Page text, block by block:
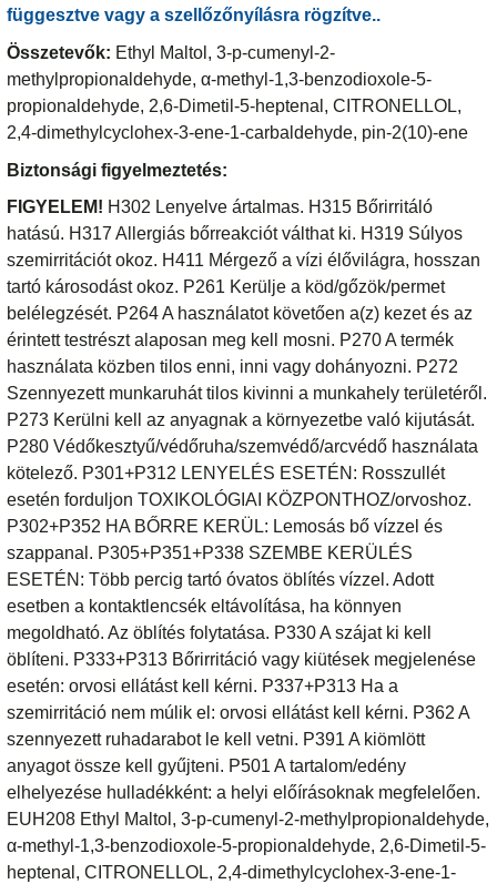
függesztve vagy a szellőzőnyílásra rögzítve..
Összetevők: Ethyl Maltol, 3-p-cumenyl-2-
methylpropionaldehyde, α-methyl-1,3-benzodioxole-5-
propionaldehyde, 2,6-Dimetil-5-heptenal, CITRONELLOL,
2,4-dimethylcyclohex-3-ene-1-carbaldehyde, pin-2(10)-ene
Biztonsági figyelmeztetés:
FIGYELEM! H302 Lenyelve ártalmas. H315 Bőrirritáló
hatású. H317 Allergiás bőrreakciót válthat ki. H319 Súlyos
szemirritációt okoz. H411 Mérgező a vízi élővilágra, hosszan
tartó károsodást okoz. P261 Kerülje a köd/gőzök/permet
belélegzését. P264 A használatot követően a(z) kezet és az
érintett testrészt alaposan meg kell mosni. P270 A termék
használata közben tilos enni, inni vagy dohányozni. P272
Szennyezett munkaruhát tilos kivinni a munkahely területéről.
P273 Kerülni kell az anyagnak a környezetbe való kijutását.
P280 Védőkesztyű/védőruha/szemvédő/arcvédő használata
kötelező. P301+P312 LENYELÉS ESETÉN: Rosszullét
esetén forduljon TOXIKOLÓGIAI KÖZPONTHOZ/orvoshoz.
P302+P352 HA BŐRRE KERÜL: Lemosás bő vízzel és
szappanal. P305+P351+P338 SZEMBE KERÜLÉS
ESETÉN: Több percig tartó óvatos öblítés vízzel. Adott
esetben a kontaktlencsék eltávolítása, ha könnyen
megoldható. Az öblítés folytatása. P330 A szájat ki kell
öblíteni. P333+P313 Bőrirritáció vagy kiütések megjelenése
esetén: orvosi ellátást kell kérni. P337+P313 Ha a
szemirritáció nem múlik el: orvosi ellátást kell kérni. P362 A
szennyezett ruhadarabot le kell vetni. P391 A kiömlött
anyagot össze kell gyűjteni. P501 A tartalom/edény
elhelyezése hulladékként: a helyi előírásoknak megfelelően.
EUH208 Ethyl Maltol, 3-p-cumenyl-2-methylpropionaldehyde,
α-methyl-1,3-benzodioxole-5-propionaldehyde, 2,6-Dimetil-5-
heptenal, CITRONELLOL, 2,4-dimethylcyclohex-3-ene-1-